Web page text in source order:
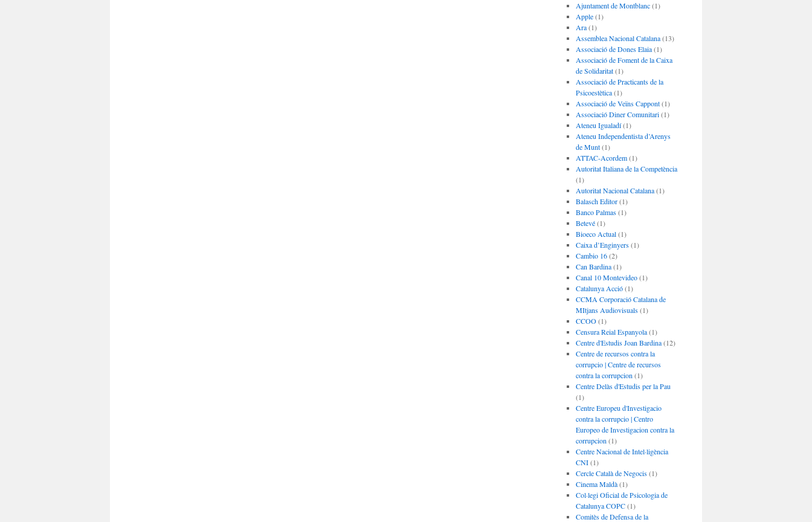
Ajuntament de Montblanc(1)
Apple(1)
Ara(1)
Assemblea Nacional Catalana(13)
Associació de Dones Elaia(1)
Associació de Foment de la Caixa
de Solidaritat(1)
Associació de Practicants de la
Psicoestètica(1)
Associació de Veïns Cappont(1)
Associació Diner Comunitari(1)
Ateneu Igualadí(1)
Ateneu Independentista d’Arenys
de Munt(1)
ATTAC-Acordem(1)
Autoritat Italiana de la Competència
(1)
Autoritat Nacional Catalana(1)
Balasch Editor(1)
Banco Palmas(1)
Betevé(1)
Bioeco Actual(1)
Caixa d’Enginyers(1)
Cambio 16(2)
Can Bardina(1)
Canal 10 Montevideo(1)
Catalunya Acció(1)
CCMA Corporació Catalana de
MItjans Audiovisuals(1)
CCOO(1)
Censura Reial Espanyola(1)
Centre d'Estudis Joan Bardina(12)
Centre de recursos contra la
corrupcio | Centre de recursos
contra la corrupcion (1)
Centre Delàs d'Estudis per la Pau
(1)
Centre Europeu d'Investigacio
contra la corrupcio | Centro
Europeo de Investigacion contra la
corrupcion (1)
Centre Nacional de Intel·ligència
CNI(1)
Cercle Català de Negocis(1)
Cinema Maldà(1)
Col·legi Oficial de Psicologia de
Catalunya COPC(1)
Comitès de Defensa de la